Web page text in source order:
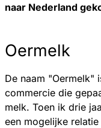
naar Nederland
Oermelk
De naam "Oermelk"
commercie die
melk. Toen ik drie
een mogelijke